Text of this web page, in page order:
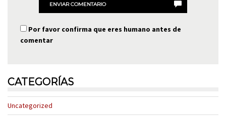
ENVIAR COMENTARIO
Por favor confirma que eres humano antes de
comentar
CATEGORÍAS
Uncategorized